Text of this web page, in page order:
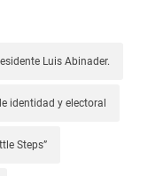
Luis Abinader.
identidad y electoral
Steps”